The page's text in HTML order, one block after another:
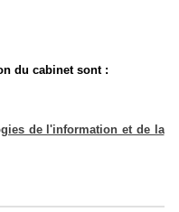
du cabinet sont :
de l'information et de la